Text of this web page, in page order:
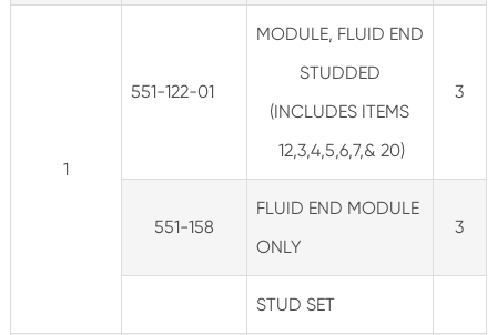
1
551-122-01
MODULE, FLUID END
STUDDED
(INCLUDES ITEMS
12,3,4,5,6,7,& 20)
3
551-158
FLUID END MODULE
ONLY
3
STUD SET